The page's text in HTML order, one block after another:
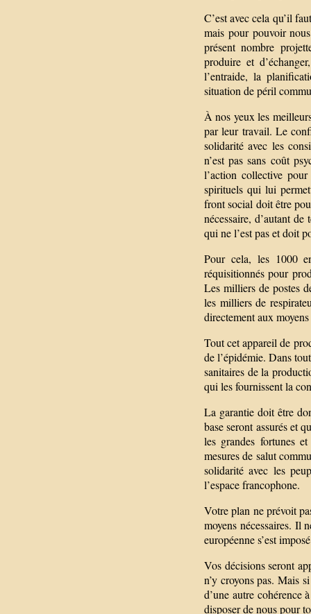
C’est avec cela qu’il
mais pour pouvoir
présent nombre
produire et
l’entraide, la
situation de péril
À nos yeux les
par leur travail. Le
solidarité avec les
n’est pas sans coût
l’action collective
spirituels qui lui
front social doit être
nécessaire, d’autant
qui ne l’est pas et doit
Pour cela, les 1000
réquisitionnés pour
Les milliers de postes
les milliers de
directement aux
Tout cet appareil de
de l’épidémie. Dans
sanitaires de la
qui les fournissent la
La garantie doit être
base seront assurés et
les grandes fortunes
mesures de salut
solidarité avec les
l’espace francophone.
Votre plan ne prévoit
moyens nécessaires. Il
européenne s’est
Vos décisions seront
n’y croyons pas. Mais
d’une autre cohérence
disposer de nous pour